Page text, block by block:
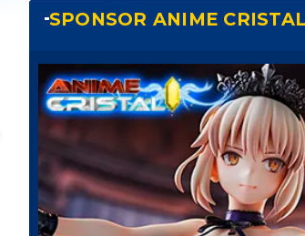
SPONSOR ANIME CRISTAL